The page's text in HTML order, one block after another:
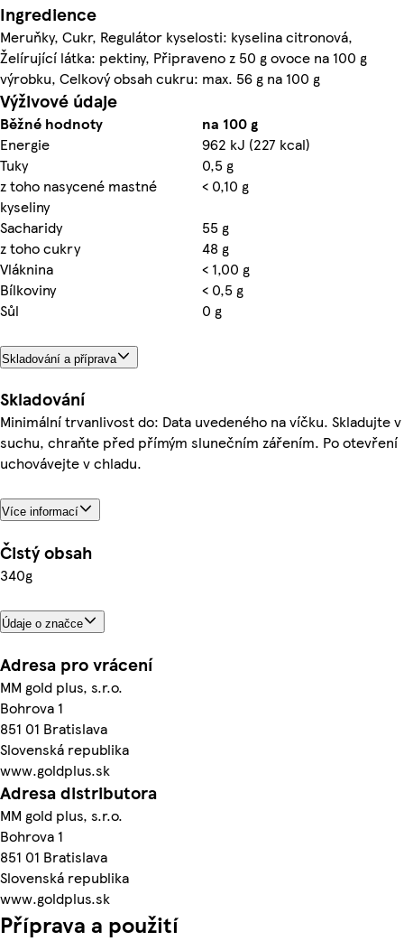
Ingredience
Meruňky, Cukr, Regulátor kyselosti: kyselina citronová,
Želírující látka: pektiny, Připraveno z 50 g ovoce na 100 g
výrobku, Celkový obsah cukru: max. 56 g na 100 g
Výživové údaje
Běžné hodnoty
na 100 g
Energie
962 kJ (227 kcal)
Tuky
0,5 g
z toho nasycené mastné
kyseliny
< 0,10 g
Sacharidy
55 g
z toho cukry
48 g
Vláknina
< 1,00 g
Bílkoviny
< 0,5 g
Sůl
0 g
Skladování a příprava
Skladování
Minimální trvanlivost do: Data uvedeného na víčku. Skladujte v
suchu, chraňte před přímým slunečním zářením. Po otevření
uchovávejte v chladu.
Více informací
Čistý obsah
340g
Údaje o značce
Adresa pro vrácení
MM gold plus, s.r.o.
Bohrova 1
851 01 Bratislava
Slovenská republika
www.goldplus.sk
Adresa distributora
MM gold plus, s.r.o.
Bohrova 1
851 01 Bratislava
Slovenská republika
www.goldplus.sk
Příprava a použití